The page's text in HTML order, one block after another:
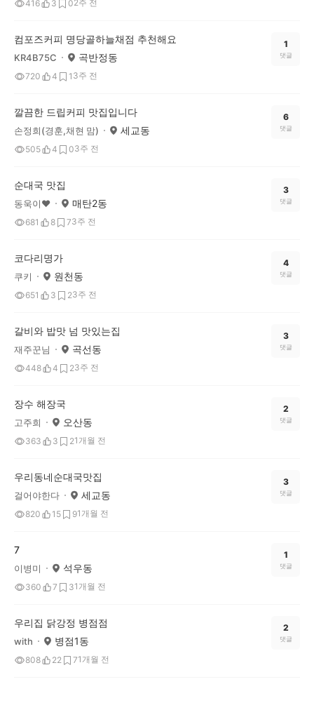
416 3 02주 전
컴포즈커피 명당골하늘채점 추천해요
KR4B75C 곡반정동
720 4 1 3주 전
1
댓글
깔끔한 드립커피 맛집입니다
손정희(경훈,채현 맘) 세교동
505 4 03주 전
6
댓글
순대국 맛집
동욱이♥ 매탄2동
681 8 73주 전
3
댓글
코다리명가
쿠키 원천동
651 3 23주 전
4
댓글
갈비와 밥맛 넘 맛있는집
재주꾼님 곡선동
448 4 23주 전
3
댓글
장수 해장국
고주희 오산동
363 3 21개월 전
2
댓글
우리동네순대국맛집
걸어야한다 세교동
820 15 91개월 전
3
댓글
7
이병미 석우동
360 7 31개월 전
1
댓글
우리집 닭강정 병점점
with 병점1동
808 22 71개월 전
2
댓글